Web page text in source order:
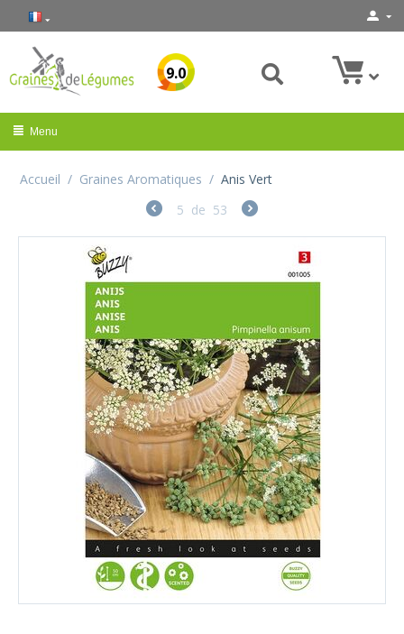
9.0
Menu
Accueil / Graines Aromatiques / Anis Vert
5 de 53